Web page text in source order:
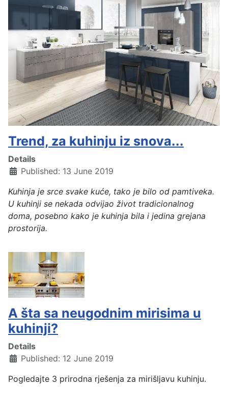
Trend, za kuhinju iz snova...
Details
Published: 13 June 2019
Kuhinja je srce svake kuće, tako je bilo od pamtiveka.
U kuhinji se nekada odvijao život tradicionalnog
doma, posebno kako je kuhinja bila i jedina grejana
prostorija.
A šta sa neugodnim mirisima u
kuhinji?
Details
Published: 12 June 2019
Pogledajte 3 prirodna rješenja za mirišljavu kuhinju.